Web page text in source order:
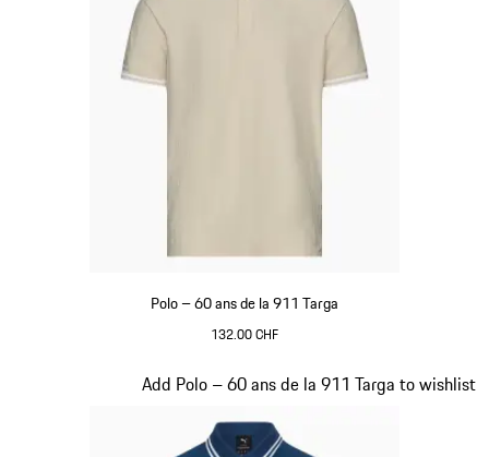
Polo – 60 ans de la 911 Targa
132.00 CHF
Add Polo – 60 ans de la 911 Targa to wishlist
Diapositive 10 sur 20